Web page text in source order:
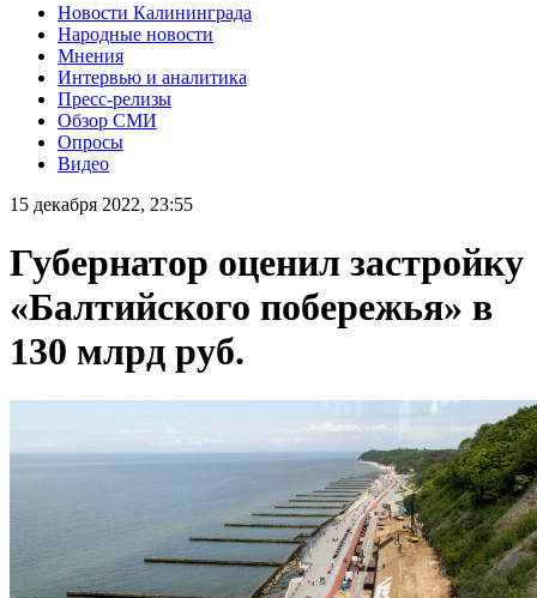
Новости Калининграда
Народные новости
Мнения
Интервью и аналитика
Пресс-релизы
Обзор СМИ
Опросы
Видео
15 декабря 2022, 23:55
Губернатор оценил застройку
«Балтийского побережья» в
130 млрд руб.